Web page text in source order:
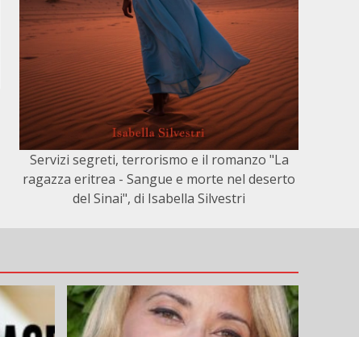
Servizi segreti, terrorismo e il romanzo "La
ragazza eritrea - Sangue e morte nel deserto
del Sinai", di Isabella Silvestri